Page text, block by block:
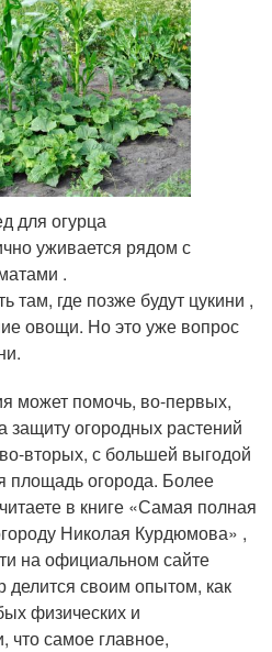
для огурца
уживается рядом с
.
там, где позже будут цукини ,
овощи. Но это уже вопрос
может помочь, во-первых,
защиту огородных растений
вторых, с большей выгодой
площадь огорода. Более
в книге «Самая полная
Николая Курдюмова» ,
на официальном сайте
делится своим опытом, как
физических и
что самое главное,